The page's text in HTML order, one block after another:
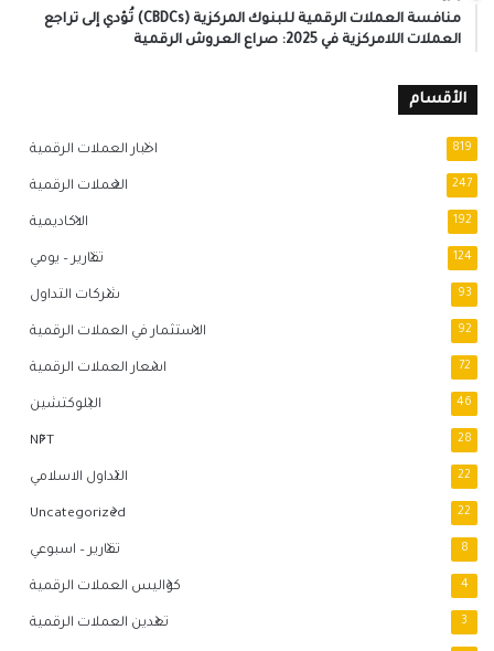
منافسة العملات الرقمية للبنوك المركزية (CBDCs) تُؤدي إلى تراجع
العملات اللامركزية في 2025: صراع العروش الرقمية
الأقسام
اخبار العملات الرقمية 819
العملات الرقمية 247
الاكاديمية 192
تقارير – يومي 124
شركات التداول 93
الاستثمار في العملات الرقمية 92
اسعار العملات الرقمية 72
البلوكتشين 46
NFT 28
التداول الاسلامي 22
Uncategorized 22
تقارير – اسبوعي 8
كواليس العملات الرقمية 4
تعدين العملات الرقمية 3